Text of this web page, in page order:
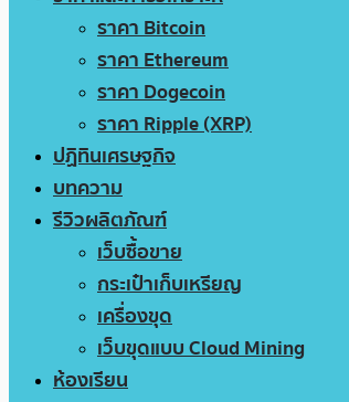
ราคา Bitcoin
ราคา Ethereum
ราคา Dogecoin
ราคา Ripple (XRP)
ปฏิทินเศรษฐกิจ
บทความ
รีวิวผลิตภัณฑ์
เว็บซื้อขาย
กระเป๋าเก็บเหรียญ
เครื่องขุด
เว็บขุดแบบ Cloud Mining
ห้องเรียน